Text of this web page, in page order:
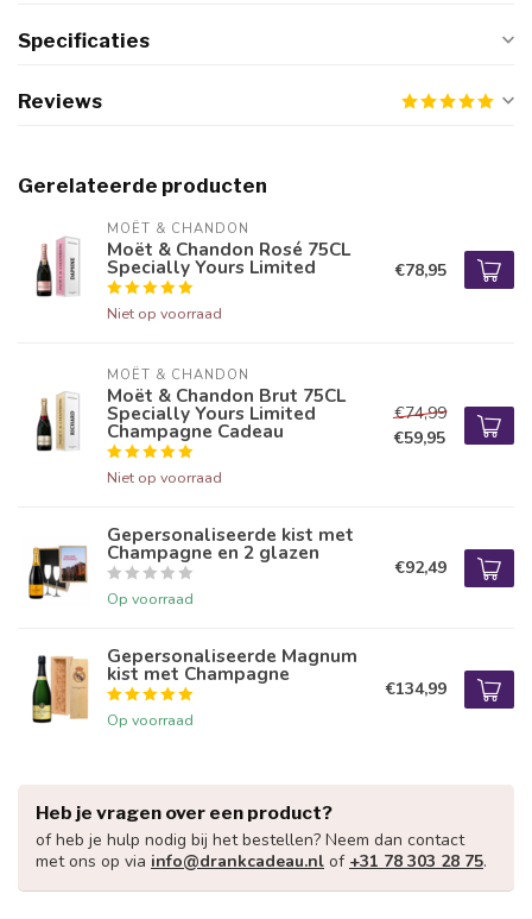
Specificaties
Reviews
Gerelateerde producten
MOËT & CHANDON
Moët & Chandon Rosé 75CL
Specially Yours Limited
Niet op voorraad
€78,95
MOËT & CHANDON
Moët & Chandon Brut 75CL
Specially Yours Limited
Champagne Cadeau
Niet op voorraad
€74,99
€59,95
Gepersonaliseerde kist met
Champagne en 2 glazen
Op voorraad
€92,49
Gepersonaliseerde Magnum
kist met Champagne
Op voorraad
€134,99
Heb je vragen over een product?
of heb je hulp nodig bij het bestellen? Neem dan contact
met ons op via info@drankcadeau.nl of +31 78 303 28 75.